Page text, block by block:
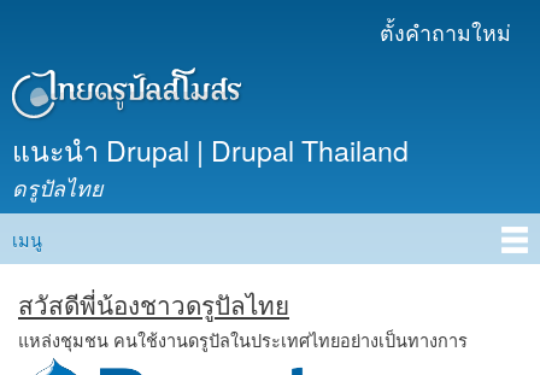
เนื้อหา
ตั้งคำถามใหม่
แนะนำ Drupal | Drupal Thailand
ดรูปัลไทย
Main menu
เมนู
สวัสดีพี่น้องชาวดรูปัลไทย
แหล่งชุมชน คนใช้งานดรูปัลในประเทศไทยอย่างเป็นทางการ